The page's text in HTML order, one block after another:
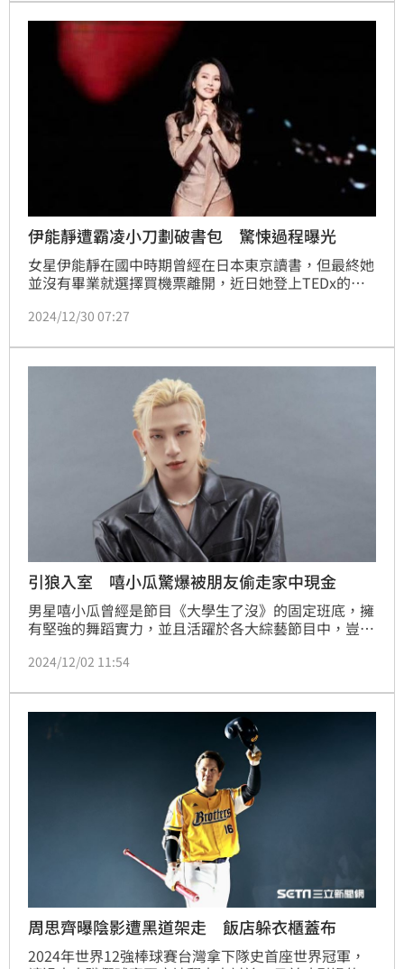
伊能靜遭霸凌小刀劃破書包 驚悚過程曝光
女星伊能靜在國中時期曾經在日本東京讀書，但最終她
並沒有畢業就選擇買機票離開，近日她登上TEDx的舞
霸凌的悲慘過往，讓網友看了非常心疼。蔡佩伶報導
2024/12/30 07:27
引狼入室 嘻小瓜驚爆被朋友偷走家中現金
男星嘻小瓜曾經是節目《大學生了沒》的固定班底，擁
有堅強的舞蹈實力，並且活躍於各大綜藝節目中，豈料
小瓜卻在對方離開後發現自己的錢財不翼而飛，後來朋
陰影」。蔡佩伶報導
2024/12/02 11:54
周思齊曝陰影遭黑道架走 飯店躲衣櫃蓋布
2024年世界12強棒球賽台灣拿下隊史首座世界冠軍，